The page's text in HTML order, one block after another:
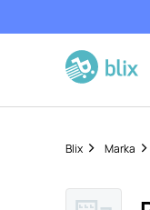
Blix Marka